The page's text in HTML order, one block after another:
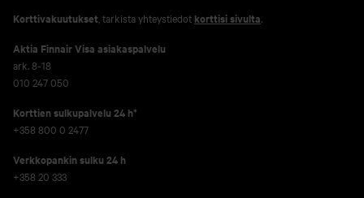
Korttivakuutukset , tarkista yhteystiedot korttisi sivulta.
Aktia Finnair Visa asiakaspalvelu
ark. 8-18
010 247 050
Korttien sulkupalvelu 24 h*
+358 800 0 2477
Verkko­pankin sulku 24 h
+358 20 333